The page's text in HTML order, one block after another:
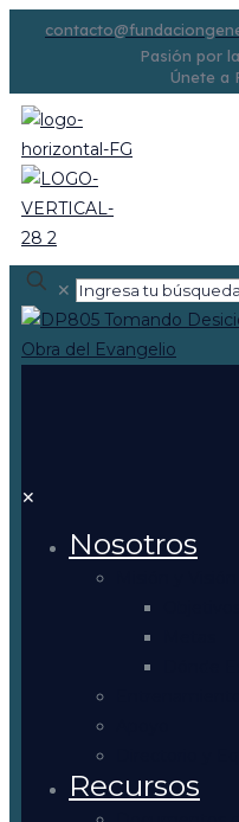
Pasión por
Únete a
✕
✕
Nosotros
Recursos